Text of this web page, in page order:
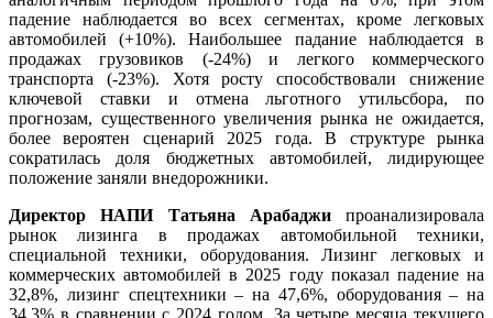
падение наблюдается во всех сегментах, кроме легковых
автомобилей (+10%). Наибольшее падание наблюдается в
продажах грузовиков (-24%) и легкого коммерческого
транспорта (-23%). Хотя росту способствовали снижение
ключевой ставки и отмена льготного утильсбора, по
прогнозам, существенного увеличения рынка не ожидается,
более вероятен сценарий 2025 года. В структуре рынка
сократилась доля бюджетных автомобилей, лидирующее
положение заняли внедорожники.
Директор НАПИ Татьяна Арабаджипроанализировала
рынок лизинга в продажах автомобильной техники,
специальной техники, оборудования. Лизинг легковых и
коммерческих автомобилей в 2025 году показал падение на
32,8%, лизинг спецтехники – на 47,6%, оборудования – на
34,3% в сравнении с 2024 годом. За четыре месяца текущего